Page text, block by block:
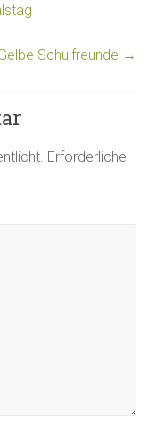
Schulfreunde →
Erforderliche